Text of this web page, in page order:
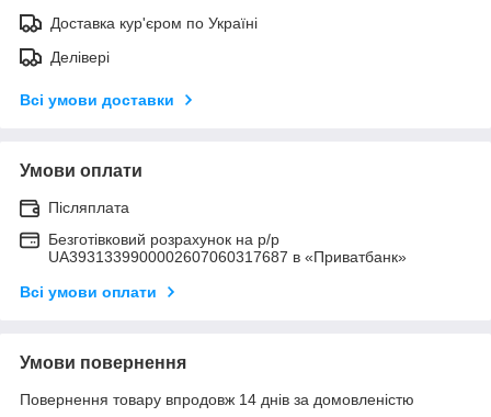
Доставка кур'єром по Україні
Делівері
Всі умови доставки
Умови оплати
Післяплата
Безготівковий розрахунок на р/р
UA3931339900002607060317687 в «Приватбанк»
Всі умови оплати
Умови повернення
Повернення товару впродовж 14 днів за домовленістю